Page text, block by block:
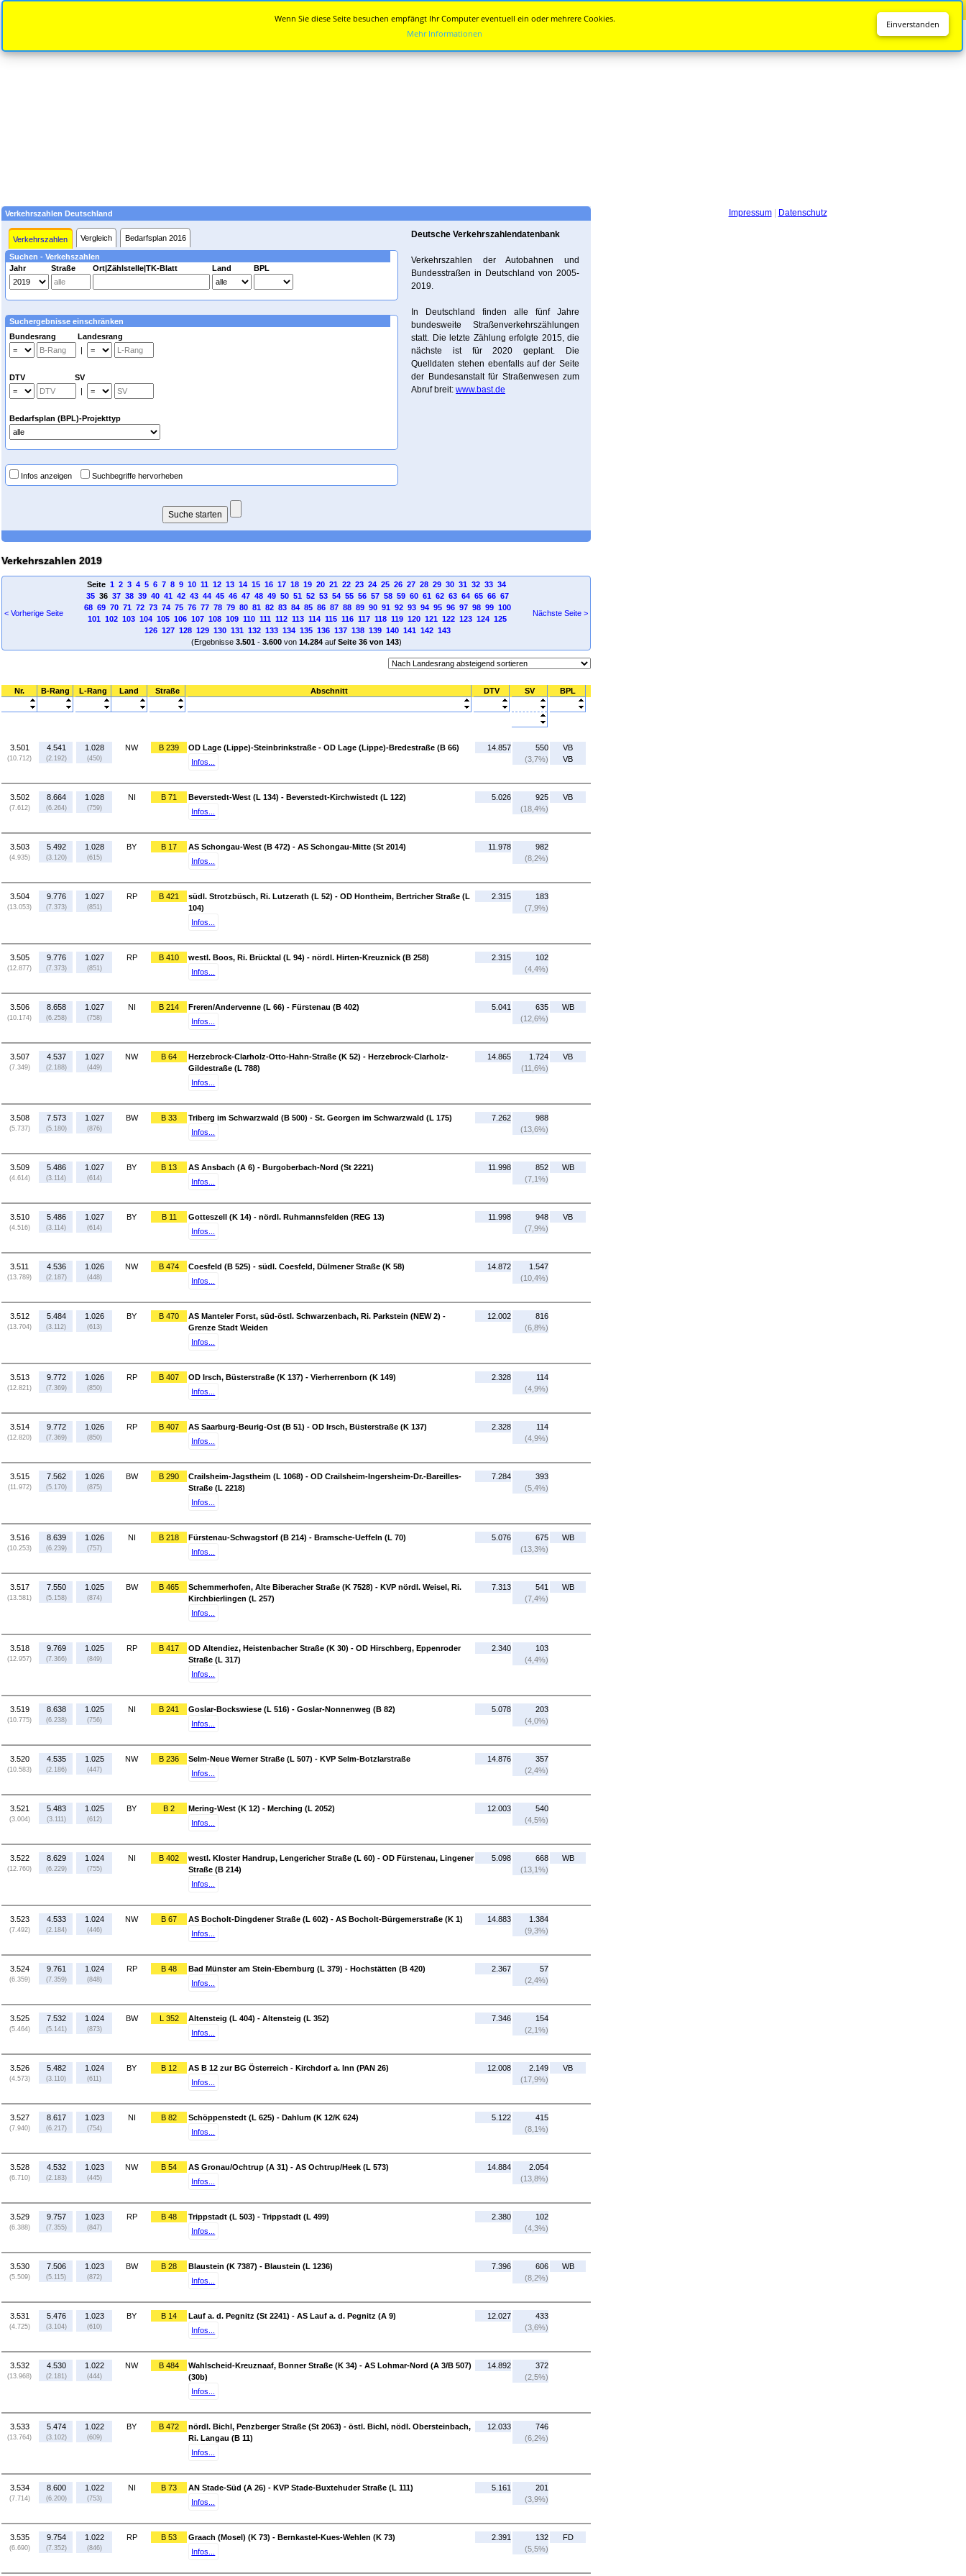
Verkehrszahlen Deutschland
Verkehrszahlen Vergleich Bedarfsplan 2016
Suchen - Verkehszahlen
Jahr
Straße Ort|Zählstelle|TK-Blatt Land BPL
Suchergebnisse einschränken
Bundesrang Landesrang
|
DTV SV
|
Bedarfsplan (BPL)-Projekttyp
Infos anzeigen Suchbegriffe hervorheben
Deutsche Verkehrszahlendatenbank
Verkehrszahlen der Autobahnen und
Bundesstraßen in Deutschland von 2005-
2019.
In Deutschland finden alle fünf Jahre
bundesweite Straßenverkehrszählungen
statt. Die letzte Zählung erfolgte 2015, die
nächste ist für 2020 geplant. Die
Quelldaten stehen ebenfalls auf der Seite
der Bundesanstalt für Straßenwesen zum
Abruf breit: www.bast.de
Verkehrszahlen 2019
< Vorherige Seite
Seite 1 2 3 4 5 6 7 8 9 10 11 12 13 14 15 16 17 18 19 20 21 22 23 24 25 26 27 28 29 30 31 32 33 34
3536 37 38 39 40 41 42 43 44 45 46 47 48 49 50 51 52 53 54 55 56 57 58 59 60 61 62 63 64 65 66 67
68 69 70 71 72 73 74 75 76 77 78 79 80 81 82 83 84 85 86 87 88 89 90 91 92 93 94 95 96 97 98 99 100
101 102 103 104 105 106 107 108 109 110 111 112 113 114 115 116 117 118 119 120 121 122 123 124 125
126 127 128 129 130 131 132 133 134 135 136 137 138 139 140 141 142 143
(Ergebnisse 3.501- 3.600von 14.284auf Seite 36 von 143)
Nächste Seite >
Nr. B-Rang L-Rang Land Straße Abschnitt DTV SV BPL
3.501
(10.712)
4.541
(2.192)
1.028
(450)
NW B 239
OD Lage (Lippe)-Steinbrinkstraße - OD Lage (Lippe)-Bredestraße (B 66)
Infos...
14.857
550
(3,7%)
VB
VB
3.502
(7.612)
8.664
(6.264)
1.028
(759)
NI B 71
Beverstedt-West (L 134) - Beverstedt-Kirchwistedt (L 122)
Infos...
5.026
925
(18,4%)
VB
3.503
(4.935)
5.492
(3.120)
1.028
(615)
BY B 17
AS Schongau-West (B 472) - AS Schongau-Mitte (St 2014)
Infos...
11.978
982
(8,2%)
3.504
(13.053)
9.776
(7.373)
1.027
(851)
RP B 421
südl. Strotzbüsch, Ri. Lutzerath (L 52) - OD Hontheim, Bertricher Straße (L
104)
Infos...
2.315
183
(7,9%)
3.505
(12.877)
9.776
(7.373)
1.027
(851)
RP B 410
westl. Boos, Ri. Brücktal (L 94) - nördl. Hirten-Kreuznick (B 258)
Infos...
2.315
102
(4,4%)
3.506
(10.174)
8.658
(6.258)
1.027
(758)
NI B 214
Freren/Andervenne (L 66) - Fürstenau (B 402)
Infos...
5.041
635
(12,6%)
WB
3.507
(7.349)
4.537
(2.188)
1.027
(449)
NW B 64
Herzebrock-Clarholz-Otto-Hahn-Straße (K 52) - Herzebrock-Clarholz-
Gildestraße (L 788)
Infos...
14.865
1.724
(11,6%)
VB
3.508
(5.737)
7.573
(5.180)
1.027
(876)
BW B 33
Triberg im Schwarzwald (B 500) - St. Georgen im Schwarzwald (L 175)
Infos...
7.262
988
(13,6%)
3.509
(4.614)
5.486
(3.114)
1.027
(614)
BY B 13
AS Ansbach (A 6) - Burgoberbach-Nord (St 2221)
Infos...
11.998
852
(7,1%)
WB
3.510
(4.516)
5.486
(3.114)
1.027
(614)
BY B 11
Gotteszell (K 14) - nördl. Ruhmannsfelden (REG 13)
Infos...
11.998
948
(7,9%)
VB
3.511
(13.789)
4.536
(2.187)
1.026
(448)
NW B 474
Coesfeld (B 525) - südl. Coesfeld, Dülmener Straße (K 58)
Infos...
14.872
1.547
(10,4%)
3.512
(13.704)
5.484
(3.112)
1.026
(613)
BY B 470
AS Manteler Forst, süd-östl. Schwarzenbach, Ri. Parkstein (NEW 2) -
Grenze Stadt Weiden
Infos...
12.002
816
(6,8%)
3.513
(12.821)
9.772
(7.369)
1.026
(850)
RP B 407
OD Irsch, Büsterstraße (K 137) - Vierherrenborn (K 149)
Infos...
2.328
114
(4,9%)
3.514
(12.820)
9.772
(7.369)
1.026
(850)
RP B 407
AS Saarburg-Beurig-Ost (B 51) - OD Irsch, Büsterstraße (K 137)
Infos...
2.328
114
(4,9%)
3.515
(11.972)
7.562
(5.170)
1.026
(875)
BW B 290
Crailsheim-Jagstheim (L 1068) - OD Crailsheim-Ingersheim-Dr.-Bareilles-
Straße (L 2218)
Infos...
7.284
393
(5,4%)
3.516
(10.253)
8.639
(6.239)
1.026
(757)
NI B 218
Fürstenau-Schwagstorf (B 214) - Bramsche-Ueffeln (L 70)
Infos...
5.076
675
(13,3%)
WB
3.517
(13.581)
7.550
(5.158)
1.025
(874)
BW B 465
Schemmerhofen, Alte Biberacher Straße (K 7528) - KVP nördl. Weisel, Ri.
Kirchbierlingen (L 257)
Infos...
7.313
541
(7,4%)
WB
3.518
(12.957)
9.769
(7.366)
1.025
(849)
RP B 417
OD Altendiez, Heistenbacher Straße (K 30) - OD Hirschberg, Eppenroder
Straße (L 317)
Infos...
2.340
103
(4,4%)
3.519
(10.775)
8.638
(6.238)
1.025
(756)
NI B 241
Goslar-Bockswiese (L 516) - Goslar-Nonnenweg (B 82)
Infos...
5.078
203
(4,0%)
3.520
(10.583)
4.535
(2.186)
1.025
(447)
NW B 236
Selm-Neue Werner Straße (L 507) - KVP Selm-Botzlarstraße
Infos...
14.876
357
(2,4%)
3.521
(3.004)
5.483
(3.111)
1.025
(612)
BY B 2
Mering-West (K 12) - Merching (L 2052)
Infos...
12.003
540
(4,5%)
3.522
(12.760)
8.629
(6.229)
1.024
(755)
NI B 402
westl. Kloster Handrup, Lengericher Straße (L 60) - OD Fürstenau, Lingener
Straße (B 214)
Infos...
5.098
668
(13,1%)
WB
3.523
(7.492)
4.533
(2.184)
1.024
(446)
NW B 67
AS Bocholt-Dingdener Straße (L 602) - AS Bocholt-Bürgemerstraße (K 1)
Infos...
14.883
1.384
(9,3%)
3.524
(6.359)
9.761
(7.359)
1.024
(848)
RP B 48
Bad Münster am Stein-Ebernburg (L 379) - Hochstätten (B 420)
Infos...
2.367
57
(2,4%)
3.525
(5.464)
7.532
(5.141)
1.024
(873)
BW L 352
Altensteig (L 404) - Altensteig (L 352)
Infos...
7.346
154
(2,1%)
3.526
(4.573)
5.482
(3.110)
1.024
(611)
BY B 12
AS B 12 zur BG Österreich - Kirchdorf a. Inn (PAN 26)
Infos...
12.008
2.149
(17,9%)
VB
3.527
(7.940)
8.617
(6.217)
1.023
(754)
NI B 82
Schöppenstedt (L 625) - Dahlum (K 12/K 624)
Infos...
5.122
415
(8,1%)
3.528
(6.710)
4.532
(2.183)
1.023
(445)
NW B 54
AS Gronau/Ochtrup (A 31) - AS Ochtrup/Heek (L 573)
Infos...
14.884
2.054
(13,8%)
3.529
(6.388)
9.757
(7.355)
1.023
(847)
RP B 48
Trippstadt (L 503) - Trippstadt (L 499)
Infos...
2.380
102
(4,3%)
3.530
(5.509)
7.506
(5.115)
1.023
(872)
BW B 28
Blaustein (K 7387) - Blaustein (L 1236)
Infos...
7.396
606
(8,2%)
WB
3.531
(4.725)
5.476
(3.104)
1.023
(610)
BY B 14
Lauf a. d. Pegnitz (St 2241) - AS Lauf a. d. Pegnitz (A 9)
Infos...
12.027
433
(3,6%)
3.532
(13.968)
4.530
(2.181)
1.022
(444)
NW B 484
Wahlscheid-Kreuznaaf, Bonner Straße (K 34) - AS Lohmar-Nord (A 3/B 507)
(30b)
Infos...
14.892
372
(2,5%)
3.533
(13.764)
5.474
(3.102)
1.022
(609)
BY B 472
nördl. Bichl, Penzberger Straße (St 2063) - östl. Bichl, nödl. Obersteinbach,
Ri. Langau (B 11)
Infos...
12.033
746
(6,2%)
3.534
(7.714)
8.600
(6.200)
1.022
(753)
NI B 73
AN Stade-Süd (A 26) - KVP Stade-Buxtehuder Straße (L 111)
Infos...
5.161
201
(3,9%)
3.535
(6.690)
9.754
(7.352)
1.022
(846)
RP B 53
Graach (Mosel) (K 73) - Bernkastel-Kues-Wehlen (K 73)
Infos...
2.391
132
(5,5%)
FD
Impressum| Datenschutz
Einverstanden
Wenn Sie diese Seite besuchen empfängt Ihr Computer eventuell ein oder mehrere Cookies.
Mehr Informationen